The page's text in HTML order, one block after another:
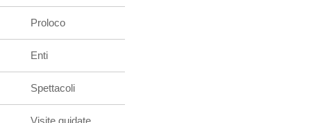
Proloco
Enti
Spettacoli
Visite guidate